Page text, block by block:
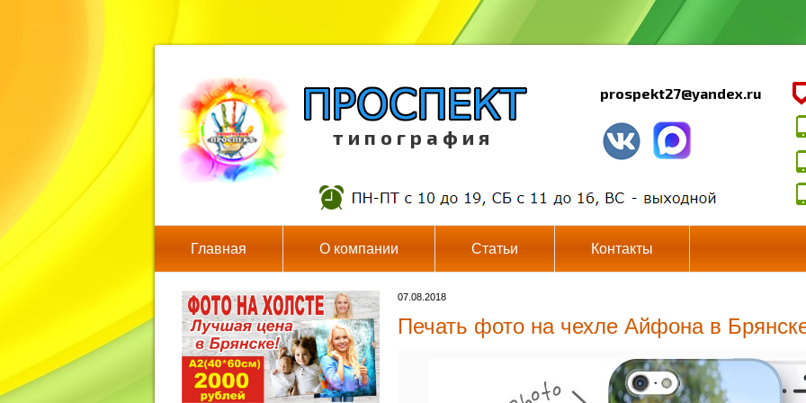
т и п о г р а ф и я
prospekt27@yandex.ru
Главная О компании Статьи Контакты
07.08.2018
Печать фото на чехле Айфона в